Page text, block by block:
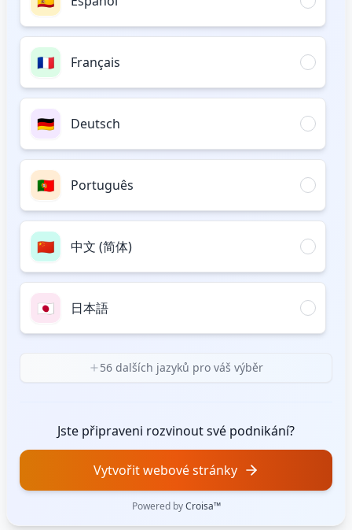
🇫🇷 Français
🇩🇪 Deutsch
🇵🇹 Português
🇨🇳 中文 (简体)
🇯🇵 日本語
56 dalších jazyků pro váš výběr
Jste připraveni rozvinout své podnikání?
Vytvořit webové stránky
Powered byCroisa™